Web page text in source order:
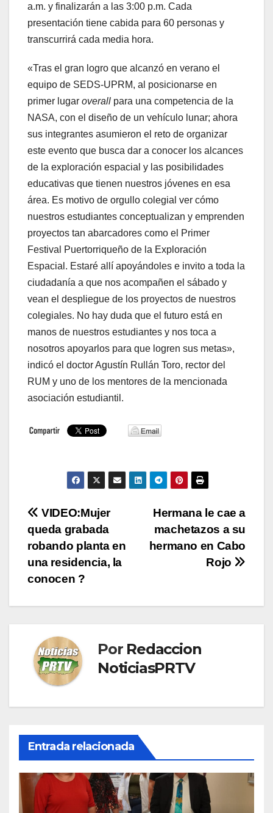
a.m. y finalizarán a las 3:00 p.m. Cada
presentación tiene cabida para 60 personas y
transcurrirá cada media hora.
«Tras el gran logro que alcanzó en verano el
equipo de SEDS-UPRM, al posicionarse en
primer lugar overall para una competencia de la
NASA, con el diseño de un vehículo lunar; ahora
sus integrantes asumieron el reto de organizar
este evento que busca dar a conocer los alcances
de la exploración espacial y las posibilidades
educativas que tienen nuestros jóvenes en esa
área. Es motivo de orgullo colegial ver cómo
nuestros estudiantes conceptualizan y emprenden
proyectos tan abarcadores como el Primer
Festival Puertorriqueño de la Exploración
Espacial. Estaré allí apoyándoles e invito a toda la
ciudadanía a que nos acompañen el sábado y
vean el despliegue de los proyectos de nuestros
colegiales. No hay duda que el futuro está en
manos de nuestros estudiantes y nos toca a
nosotros apoyarlos para que logren sus metas»,
indicó el doctor Agustín Rullán Toro, rector del
RUM y uno de los mentores de la mencionada
asociación estudiantil.
Navegación
de
entradas
Hermana le cae a
machetazos a su
hermano en Cabo
Rojo
VIDEO:Mujer
queda grabada
robando planta en
una residencia, la
conocen ?
Por Redaccion
NoticiasPRTV
Entrada relacionada